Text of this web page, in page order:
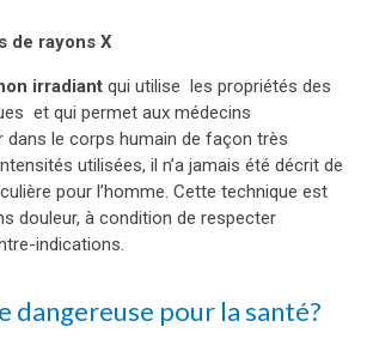
de rayons X
irradiantqui utilise les propriétés des
et qui permet aux médecins
dans le corps humain de façon très
utilisées, il n’a jamais été décrit de
pour l’homme. Cette technique est
douleur, à condition de respecter
indications.
dangereuse pour la santé?